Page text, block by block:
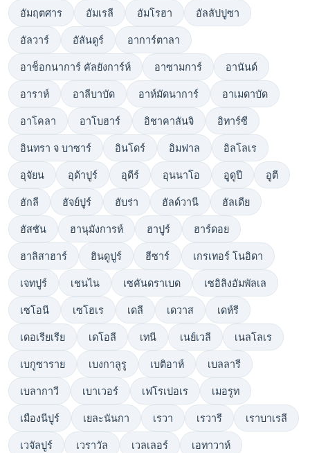
อัมฤตศาร อัมเรลี อัมโรฮา อัลลัปปูซา
อัลวาร์ อัลันดูร์ อาการ์ตาลา
อาช็อกนาการ์ คัลยังการ์ห์ อาซามการ์ อานันด์
อาราห์ อาลีบาบัด อาห์มัดนาการ์ อาเมดาบัด
อาโคลา อาโบฮาร์ อิชาคาลันจิ อิทาร์ซี
อินทรา จ บาซาร์ อินโดร์ อิมฟาล อิลโลเร
อุจัยน อุด้าปูร์ อุดีร์ อุนนาโอ อูดูปี อูตี
ฮักลี ฮัจย์ปูร์ ฮับร่า ฮัลด์วานี ฮัลเดีย
ฮัสซัน ฮานุมังการห์ ฮาปูร์ ฮาร์ดอย
ฮาลิสาฮาร์ ฮินดูปูร์ ฮีซาร์ เกรเทอร์ โนอิดา
เจทปูร์ เชนไน เซคันดราเบด เซอิลิงอัมพัลเล
เซโอนี เซโฮเร เดลี เดวาส เดห์รี
เดอเรียเรีย เดโอลี เทนี เนย์เวลี เนลโลเร
เบกูซาราย เบงกาลูรู เบติอาห์ เบลลารี
เบลากาวี เบาเวอร์ เฟโรเปอเร เมอรูท
เมืองนีปูร์ เยละนันกา เรวา เรวารี เราบาเรลี
เวจัลปูร์ เวราวัล เวลเลอร์ เอทาวาห์